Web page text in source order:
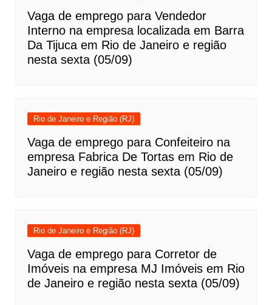
Vaga de emprego para Vendedor
Interno na empresa localizada em Barra
Da Tijuca em Rio de Janeiro e região
nesta sexta (05/09)
Rio de Janeiro e Região (RJ)
Vaga de emprego para Confeiteiro na
empresa Fabrica De Tortas em Rio de
Janeiro e região nesta sexta (05/09)
Rio de Janeiro e Região (RJ)
Vaga de emprego para Corretor de
Imóveis na empresa MJ Imóveis em Rio
de Janeiro e região nesta sexta (05/09)